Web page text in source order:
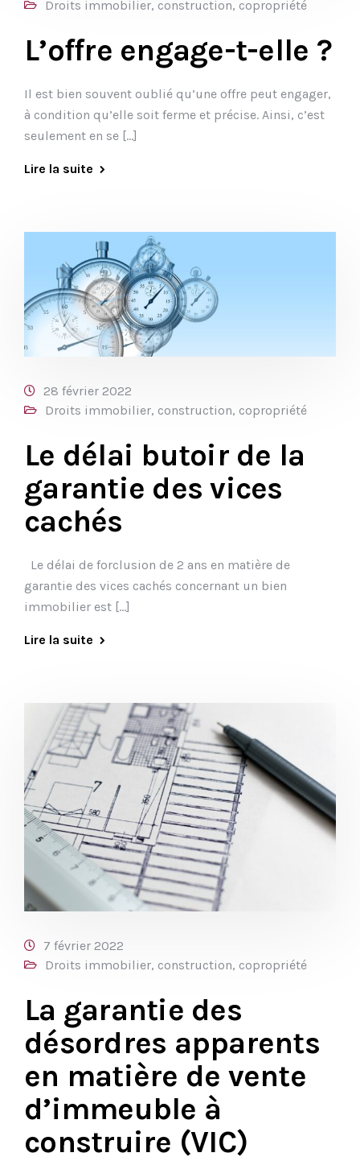
Droits immobilier, construction, copropriété
L’offre engage-t-elle ?
Il est bien souvent oublié qu’une offre peut engager,
à condition qu’elle soit ferme et précise. Ainsi, c’est
seulement en se […]
Lire la suite
28 février 2022
Droits immobilier, construction, copropriété
Le délai butoir de la
garantie des vices
cachés
Le délai de forclusion de 2 ans en matière de
garantie des vices cachés concernant un bien
immobilier est […]
Lire la suite
7 février 2022
Droits immobilier, construction, copropriété
La garantie des
désordres apparents
en matière de vente
d’immeuble à
construire (VIC)